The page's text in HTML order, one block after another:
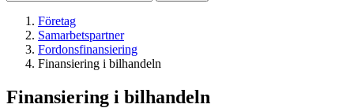
Företag
Samarbetspartner
Fordonsfinansiering
Finansiering i bilhandeln
Finansiering i bilhandeln